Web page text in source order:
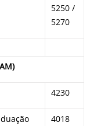
5250 /
5270
4230
4018